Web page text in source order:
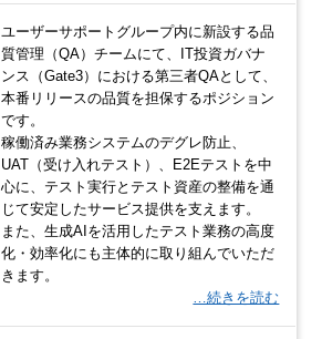
ユーザーサポートグループ内に新設する品
質管理（QA）チームにて、IT投資ガバナ
ンス（Gate3）における第三者QAとして、
本番リリースの品質を担保するポジション
です。
稼働済み業務システムのデグレ防止、
UAT（受け入れテスト）、E2Eテストを中
心に、テスト実行とテスト資産の整備を通
じて安定したサービス提供を支えます。
また、生成AIを活用したテスト業務の高度
化・効率化にも主体的に取り組んでいただ
きます。
…続きを読む